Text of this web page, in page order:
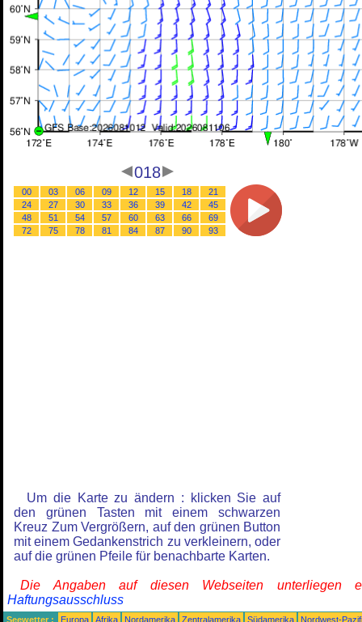
018
00 03 06 09 12 15 18
21
24
27 30 33 36 39 42
45
48
51 54 57 60 63 66
69
72
75 78 81 84 87 90 93
Um die Karte zu ändern : klicken Sie auf
den grünen Tasten mit einem schwarzen
Kreuz Zum Vergrößern, auf den grünen Button
mit einem Gedankenstrich zu verkleinern, oder
auf die grünen Pfeile für benachbarte Karten.
Die Angaben auf diesen Webseiten unterliegen
Haftungsausschluss
Seewetter : Europa Afrika Nordamerika Zentralamerika Südamerika
Nordwest-